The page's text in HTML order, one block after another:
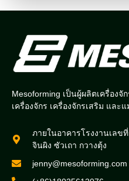
Mesoforming เป็นผู้ผลิตเครื่อง
เครื่องจักร เครื่องจักรเสริม แล
ภายในอาคารโรงงานเล
จินผิง ซัวเถา กวางตุ้ง
jenny@mesoforming.com